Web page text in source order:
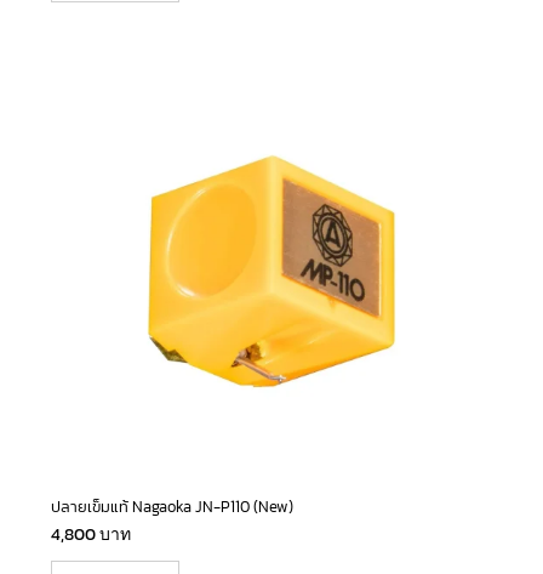
ปลายเข็มแท้ Nagaoka JN-P110 (New)
4,800บาท